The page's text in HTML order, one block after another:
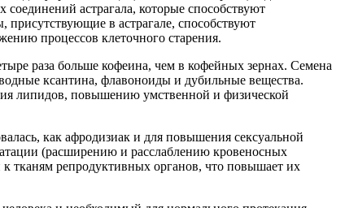
астрагала, которые способствуют
в астрагале, способствуют
процессов клеточного старения.
раза больше кофеина, чем в кофейных зернах. Семена
ксантина, флавоноиды и дубильные вещества.
липидов, повышению умственной и физической
как афродизиак и для повышения сексуальной
(расширению и расслаблению кровеносных
тканям репродуктивных органов, что повышает их